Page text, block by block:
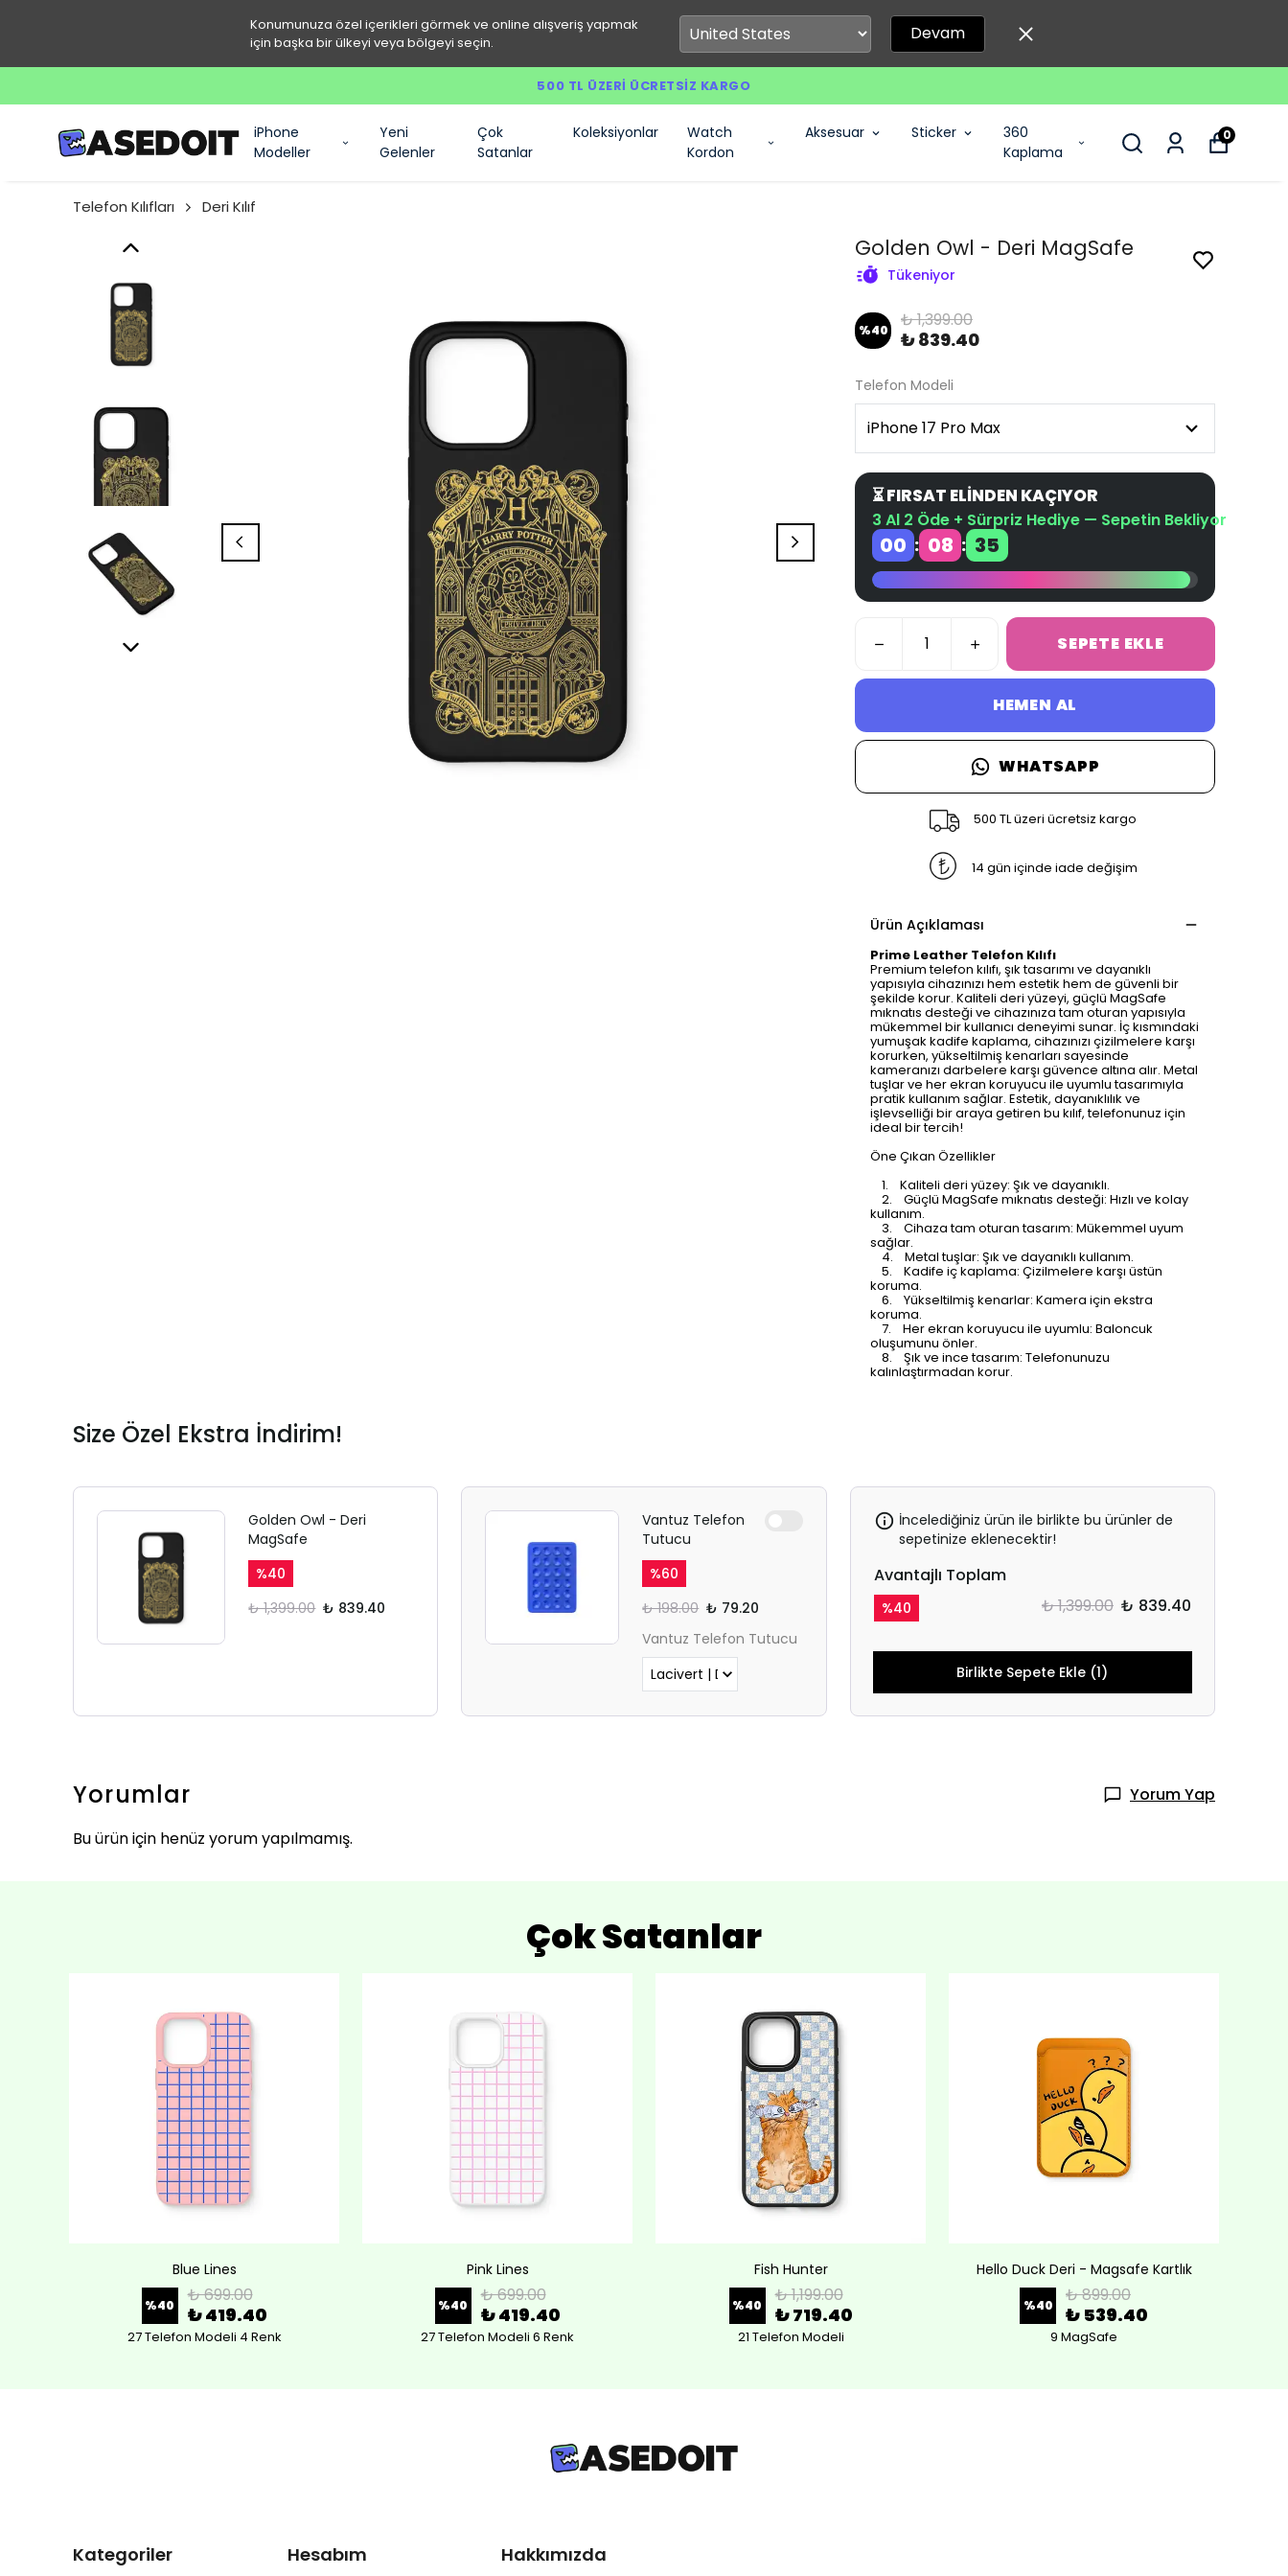
Konumunuza özel içerikleri görmek ve online alışveriş yapmak
için başka bir ülkeyi veya bölgeyi seçin.
Devam
500 TL ÜZERI ÜCRETSIZ KARGO
iPhone
Modeller
Yeni
Gelenler
Çok
Satanlar
Koleksiyonlar
Watch
Kordon
Aksesuar Sticker
360
Kaplama
0
Telefon Kılıfları Deri Kılıf
Golden Owl - Deri MagSafe
Tükeniyor
%40 ₺ 1,399.00
₺ 839.40
Telefon Modeli
⏳ FIRSAT ELİNDEN KAÇIYOR
3 Al 2 Öde + Sürpriz Hediye — Sepetin Bekliyor
00 : 08 : 34
SEPETE EKLE
HEMEN AL
WHATSAPP
500 TL üzeri ücretsiz kargo
14 gün içinde iade değişim
Ürün Açıklaması
Prime Leather Telefon Kılıfı
Premium telefon kılıfı, şık tasarımı ve dayanıklı
yapısıyla cihazınızı hem estetik hem de güvenli bir
şekilde korur. Kaliteli deri yüzeyi, güçlü MagSafe
mıknatıs desteği ve cihazınıza tam oturan yapısıyla
mükemmel bir kullanıcı deneyimi sunar. İç kısmındaki
yumuşak kadife kaplama, cihazınızı çizilmelere karşı
korurken, yükseltilmiş kenarları sayesinde
kameranızı darbelere karşı güvence altına alır. Metal
tuşlar ve her ekran koruyucu ile uyumlu tasarımıyla
pratik kullanım sağlar. Estetik, dayanıklılık ve
işlevselliği bir araya getiren bu kılıf, telefonunuz için
ideal bir tercih!
Öne Çıkan Özellikler
1. Kaliteli deri yüzey: Şık ve dayanıklı.
2. Güçlü MagSafe mıknatıs desteği: Hızlı ve kolay
kullanım.
3. Cihaza tam oturan tasarım: Mükemmel uyum
sağlar.
4. Metal tuşlar: Şık ve dayanıklı kullanım.
5. Kadife iç kaplama: Çizilmelere karşı üstün
koruma.
6. Yükseltilmiş kenarlar: Kamera için ekstra
koruma.
7. Her ekran koruyucu ile uyumlu: Baloncuk
oluşumunu önler.
8. Şık ve ince tasarım: Telefonunuzu
kalınlaştırmadan korur.
Size Özel Ekstra İndirim!
Golden Owl - Deri
MagSafe
%40
₺ 1,399.00 ₺ 839.40
Vantuz Telefon
Tutucu
%60
₺ 198.00 ₺ 79.20
Vantuz Telefon Tutucu
İncelediğiniz ürün ile birlikte bu ürünler de
sepetinize eklenecektir!
Avantajlı Toplam
%40 ₺ 1,399.00 ₺ 839.40
Birlikte Sepete Ekle (1)
Yorumlar
Yorum Yap
Bu ürün için henüz yorum yapılmamış.
Çok Satanlar
Blue Lines
%40 ₺ 699.00
₺ 419.40
27 Telefon Modeli 4 Renk
Pink Lines
%40 ₺ 699.00
₺ 419.40
27 Telefon Modeli 6 Renk
Fish Hunter
%40 ₺ 1,199.00
₺ 719.40
21 Telefon Modeli
Hello Duck Deri - Magsafe Kartlık
%40 ₺ 899.00
₺ 539.40
9 MagSafe
Kategoriler Hesabım Hakkımızda
sekmesinden giriş yapın.